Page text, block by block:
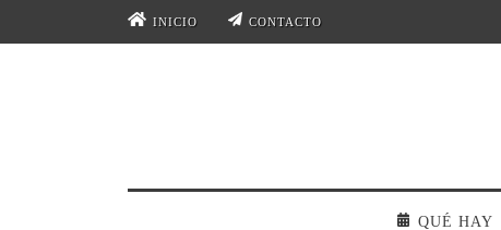
INICIO CONTACTO
QUÉ HAY